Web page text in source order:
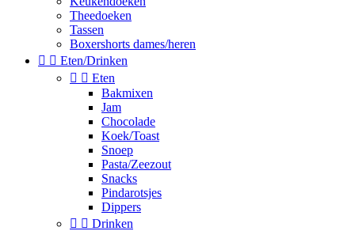
Theedoeken
Tassen
Boxershorts dames/heren
  Eten/Drinken
  Eten
Bakmixen
Jam
Chocolade
Koek/Toast
Snoep
Pasta/Zeezout
Snacks
Pindarotsjes
Dippers
  Drinken